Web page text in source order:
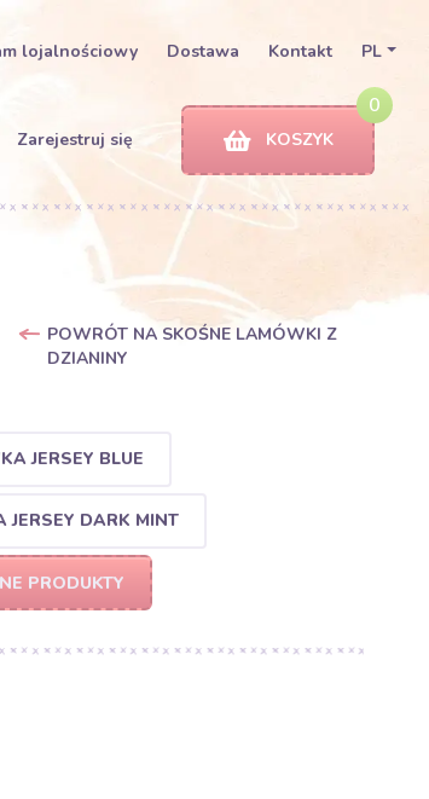
lojalnościowy Dostawa Kontakt PL
Zarejestruj się
0
KOSZYK
POWRÓT NA SKOŚNE LAMÓWKI Z
DZIANINY
JERSEY BLUE
JERSEY DARK MINT
PRODUKTY